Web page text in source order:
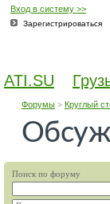
Вход в систему >>
Зарегистрироваться
ATI.SU
Форумы > Круглый
Поиск по форуму